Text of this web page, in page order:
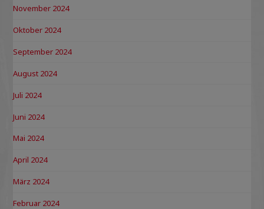
November 2024
Oktober 2024
September 2024
August 2024
Juli 2024
Juni 2024
Mai 2024
April 2024
März 2024
Februar 2024